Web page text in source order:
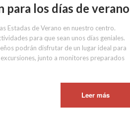
para los días de verano
Estadas de Verano en nuestro centro.
para que sean unos días geniales.
podrán disfrutar de un lugar ideal para
junto a monitores preparados
Leer más